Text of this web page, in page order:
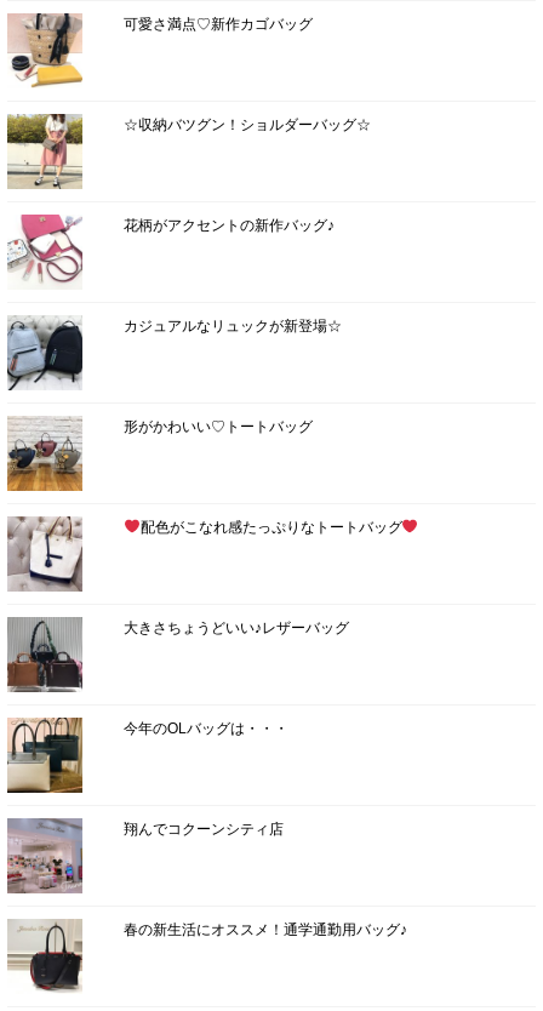
可愛さ満点♡新作カゴバッグ
☆収納バツグン！ショルダーバッグ☆
花柄がアクセントの新作バッグ♪
カジュアルなリュックが新登場☆
形がかわいい♡トートバッグ
配色がこなれ感たっぷりなトートバッグ
大きさちょうどいい♪レザーバッグ
今年のOLバッグは・・・
翔んでコクーンシティ店
春の新生活にオススメ！通学通勤用バッグ♪